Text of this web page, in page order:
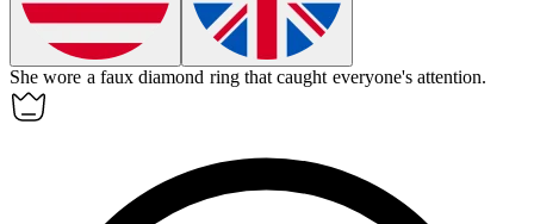
She wore a faux diamond ring that caught everyone's attention.